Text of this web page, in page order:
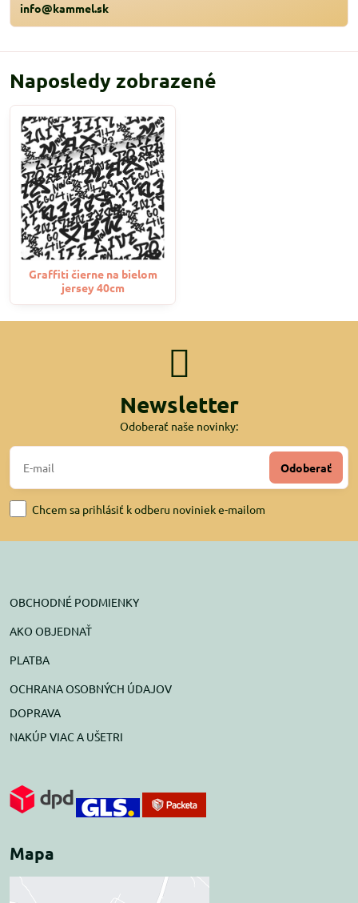
info@kammel.sk
Naposledy zobrazené
Graffiti čierne na bielom
jersey 40cm
Newsletter
Odoberať naše novinky:
Odoberať
Chcem sa prihlásiť k odberu noviniek e-mailom
OBCHODNÉ PODMIENKY
AKO OBJEDNAŤ
PLATBA
OCHRANA OSOBNÝCH ÚDAJOV
DOPRAVA
NAKÚP VIAC A UŠETRI
Mapa